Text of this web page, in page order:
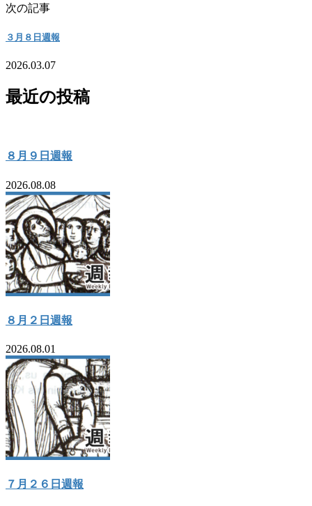
次の記事
３月８日週報
2026.03.07
最近の投稿
８月９日週報
2026.08.08
８月２日週報
2026.08.01
７月２６日週報